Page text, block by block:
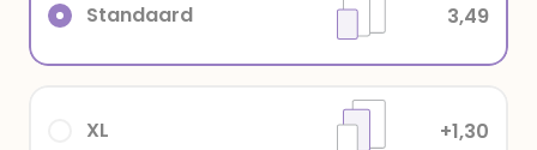
XL +1,30
Standaard 3,49